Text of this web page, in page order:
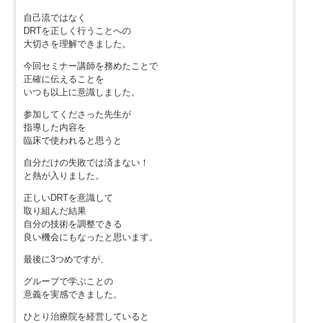
自己流ではなく
DRTを正しく行うことへの
大切さを理解できました。
今回セミナー講師を務めたことで
正確に伝えることを
いつも以上に意識しました。
参加してくださった先生が
指導した内容を
臨床で使われると思うと
自分だけの失敗では済まない！
と熱が入りました。
正しいDRTを意識して
取り組んだ結果
自分の技術を調整できる
良い機会にもなったと思います。
最後に3つめですが、
グループで学ぶことの
意義を実感できました。
ひとり治療院を経営していると